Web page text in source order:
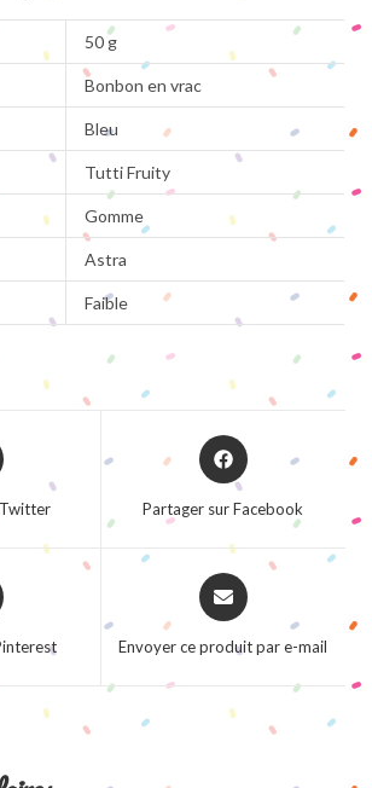
50 g
Bonbon en vrac
Bleu
Tutti Fruity
Gomme
Astra
Faible
Opens
in
window
Partager sur Facebook
Opens
in
new
Envoyer ce produit par e-mail